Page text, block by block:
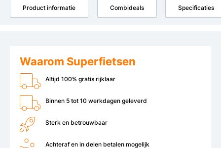
Product informatie Combideals Specificaties
Waarom Superfietsen
Altijd 100% gratis rijklaar
Binnen 5 tot 10 werkdagen geleverd
Sterk en betrouwbaar
Achteraf en in delen betalen mogelijk